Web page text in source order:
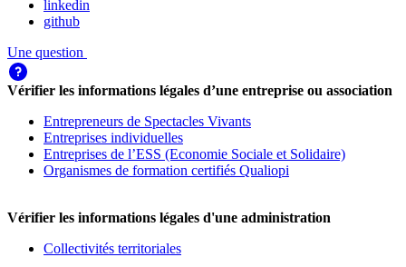
linkedin
github
Une question
Vérifier les informations légales d’une entreprise ou association
Entrepreneurs de Spectacles Vivants
Entreprises individuelles
Entreprises de l’ESS (Economie Sociale et Solidaire)
Organismes de formation certifiés Qualiopi
Vérifier les informations légales d'une administration
Collectivités territoriales